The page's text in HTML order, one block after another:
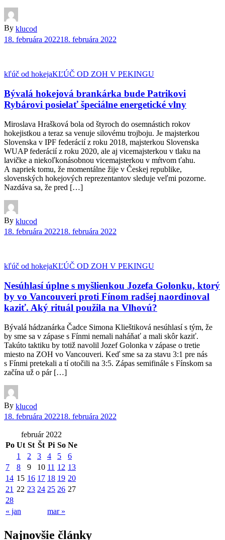
By klucod
18. februára 202218. februára 2022
kľúč od hokejaKĽÚČ OD ZOH V PEKINGU
Bývalá hokejová brankárka bude Patrikovi
Rybárovi posielať špeciálne energetické vlny
Miroslava Hrašková bola od štyroch do osemnástich rokov
hokejistkou a teraz sa venuje silovému trojboju. Je majsterkou
Slovenska v IPF federácií z roku 2018, majsterkou Slovenska
WUAP federácií z roku 2020, ale aj vicemajsterkou v tlaku na
lavičke a niekoľkonásobnou vicemajsterkou v mŕtvom ťahu.
A napriek tomu, že momentálne žije v Českej republike,
slovenských hokejových reprezentantov sleduje veľmi pozorne.
Nazdáva sa, že pred […]
By klucod
18. februára 202218. februára 2022
kľúč od hokejaKĽÚČ OD ZOH V PEKINGU
Nesúhlasí úplne s myšlienkou Jozefa Golonku, ktorý
by vo Vancouveri proti Fínom radšej naordinoval
kaziť. Aký rituál použila na Vlhovú?
Bývalá hádzanárka Čadce Simona Klieštiková nesúhlasí s tým, že
by sme sa v zápase s Fínmi nemali naháňať a mali skôr kaziť.
Takúto taktiku by totiž navolil Jozef Golonka v zápase o tretie
miesto na ZOH vo Vancouveri. Keď sme sa za stavu 3:1 pre nás
s Fínmi pretekali a tí otočili na 3:5. Zápas semifinále s Fínskom sa
začína už o pár […]
By klucod
18. februára 202218. februára 2022
február 2022
Po Ut St Št Pi So Ne
« jan mar »
1 2 3 4 5
6
7
8 9 10 11 12 13
14 15 16 17 18 19 20
21 22 23 24 25 26 27
28
Najnovšie články